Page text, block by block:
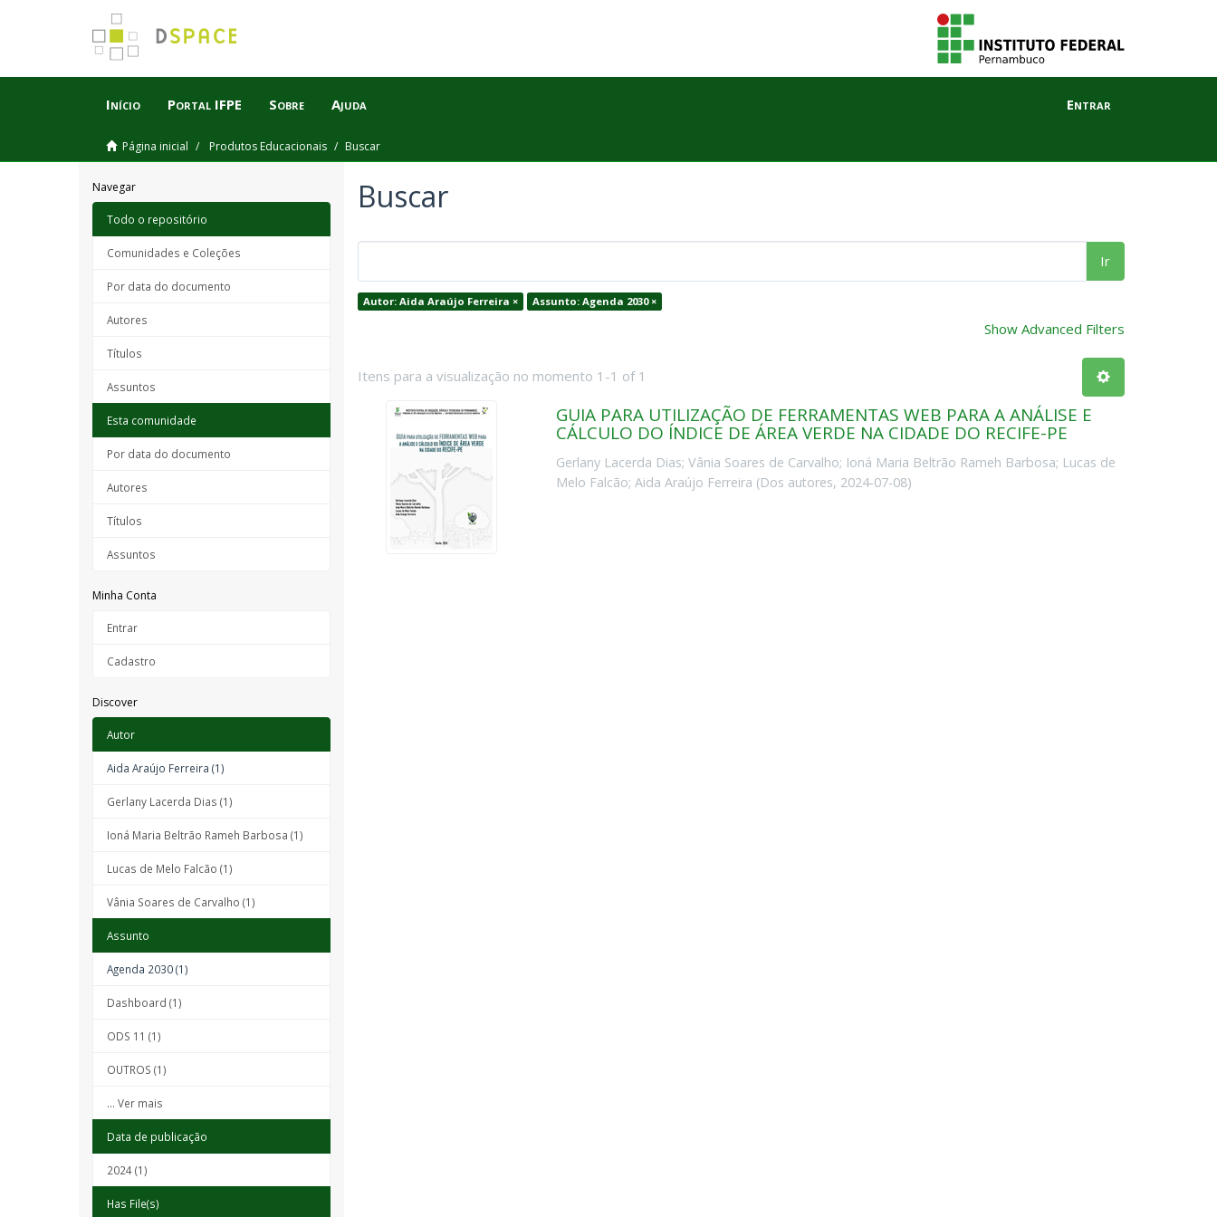
Início Portal IFPE Sobre Ajuda Entrar
Página inicial Produtos Educacionais Buscar
Navegar
Todo o repositório
Comunidades e Coleções
Por data do documento
Autores
Títulos
Assuntos
Esta comunidade
Por data do documento
Autores
Títulos
Assuntos
Minha Conta
Entrar
Cadastro
Discover
Autor
Aida Araújo Ferreira (1)
Gerlany Lacerda Dias (1)
Ioná Maria Beltrão Rameh Barbosa (1)
Lucas de Melo Falcão (1)
Vânia Soares de Carvalho (1)
Assunto
Agenda 2030 (1)
Dashboard (1)
ODS 11 (1)
OUTROS (1)
... Ver mais
Data de publicação
2024 (1)
Has File(s)
Buscar
Ir
Autor: Aida Araújo Ferreira × Assunto: Agenda 2030 ×
Show Advanced Filters
Itens para a visualização no momento 1-1 of 1
GUIA PARA UTILIZAÇÃO DE FERRAMENTAS WEB PARA A ANÁLISE E
CÁLCULO DO ÍNDICE DE ÁREA VERDE NA CIDADE DO RECIFE-PE
Gerlany Lacerda Dias; Vânia Soares de Carvalho; Ioná Maria Beltrão Rameh Barbosa; Lucas de
Melo Falcão; Aida Araújo Ferreira (Dos autores, 2024-07-08)